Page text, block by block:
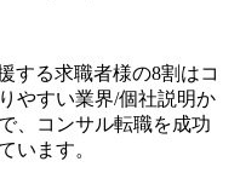
する求職者様の8割はコ
やすい業界/個社説明か
、コンサル転職を成功
います。